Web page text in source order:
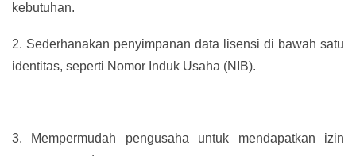
kebutuhan.
2. Sederhanakan penyimpanan data lisensi di bawah satu
identitas, seperti Nomor Induk Usaha (NIB).
3.
Mempermudah pengusaha untuk mendapatkan izin